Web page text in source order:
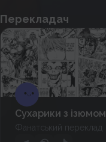
Перекладач
Сухарики з ізюмом
Фанатський переклад